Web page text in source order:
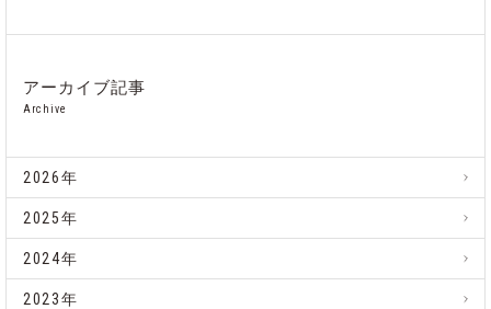
アーカイブ記事
Archive
2026年
2025年
2024年
2023年